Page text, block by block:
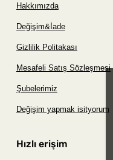
Hakkımızda
Değişim&İade
Gizlilik Politakası
Mesafeli Satış Sözleşmesi
Şubelerimiz
Değişim yapmak isityorum
Hızlı erişim